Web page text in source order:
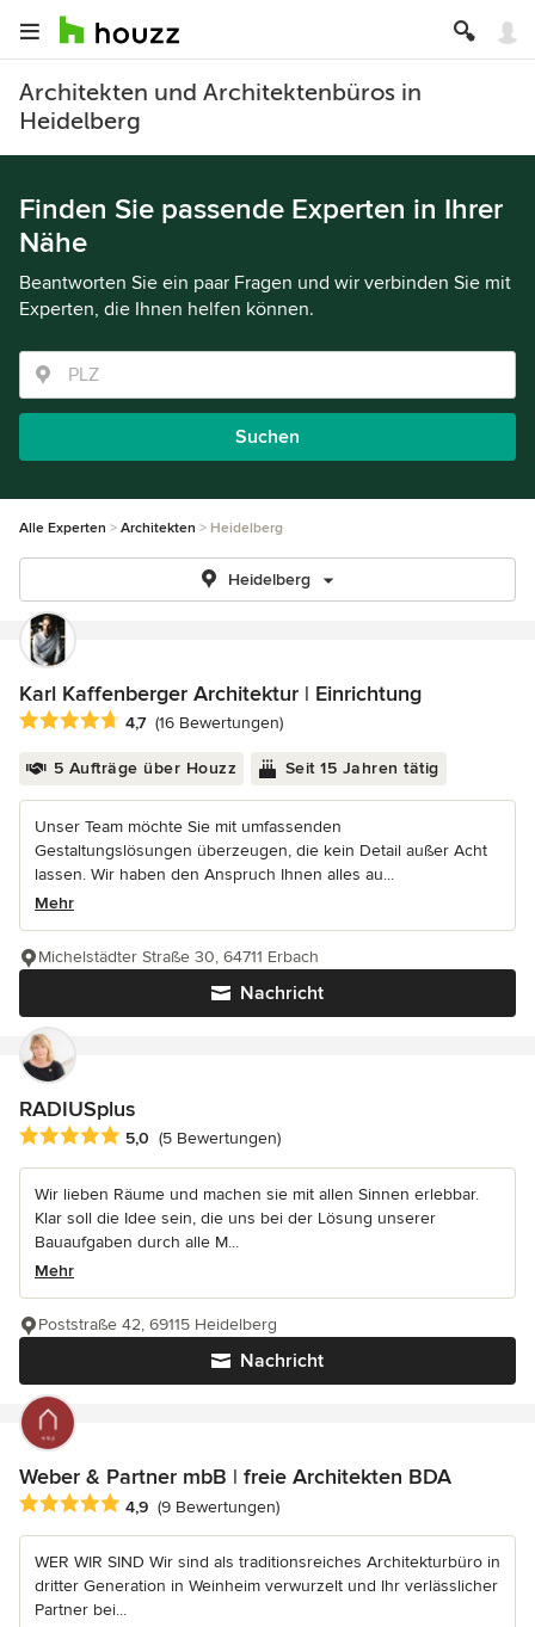
Architekten und Architektenbüros in
Heidelberg
Finden Sie passende Experten in Ihrer
Nähe
Beantworten Sie ein paar Fragen und wir verbinden Sie mit
Experten, die Ihnen helfen können.
Suchen
Alle Experten Architekten Heidelberg
Heidelberg
Karl Kaffenberger Architektur | Einrichtung
Durchschnittliche Bewertung: 4.7 von 5 Sternen
4,7 (16 Bewertungen)
5 Aufträge über Houzz Seit 15 Jahren tätig
Unser Team möchte Sie mit umfassenden
Gestaltungslösungen überzeugen, die kein Detail außer Acht
lassen. Wir haben den Anspruch Ihnen alles au...
Mehr
Nachricht
Michelstädter Straße 30, 64711 Erbach
RADIUSplus
Durchschnittliche Bewertung: 5 von 5 Sternen
5,0 (5 Bewertungen)
Wir lieben Räume und machen sie mit allen Sinnen erlebbar.
Klar soll die Idee sein, die uns bei der Lösung unserer
Bauaufgaben durch alle M...
Mehr
Nachricht
Poststraße 42, 69115 Heidelberg
Weber & Partner mbB | freie Architekten BDA
Durchschnittliche Bewertung: 4.9 von 5 Sternen
4,9 (9 Bewertungen)
WER WIR SIND Wir sind als traditionsreiches Architekturbüro in
dritter Generation in Weinheim verwurzelt und Ihr verlässlicher
Partner bei...